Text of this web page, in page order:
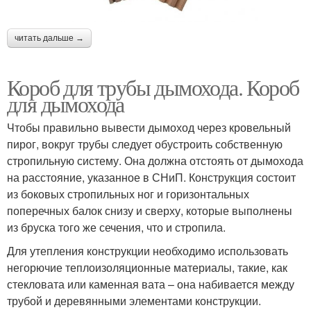
читать дальше →
Короб для трубы дымохода. Короб
для дымохода
Чтобы правильно вывести дымоход через кровельный
пирог, вокруг трубы следует обустроить собственную
стропильную систему. Она должна отстоять от дымохода
на расстояние, указанное в СНиП. Конструкция состоит
из боковых стропильных ног и горизонтальных
поперечных балок снизу и сверху, которые выполнены
из бруска того же сечения, что и стропила.
Для утепления конструкции необходимо использовать
негорючие теплоизоляционные материалы, такие, как
стекловата или каменная вата – она набивается между
трубой и деревянными элементами конструкции.